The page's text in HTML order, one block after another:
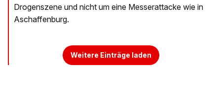
Drogenszene und nicht um eine Messerattacke wie in
Aschaffenburg.
Weitere Einträge laden